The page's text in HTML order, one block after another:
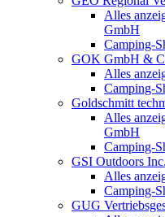
Alles
GmbH
Camping-
GOK GmbH &
Alles
Camping-
Goldschmitt
Alles
GmbH
Camping-
GSI Outdoors Inc.
Alles
Camping-
GUG